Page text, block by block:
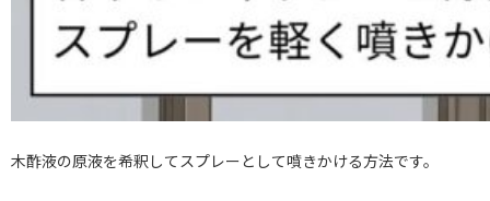
木酢液の原液を希釈してスプレーとして噴きかける方法です。